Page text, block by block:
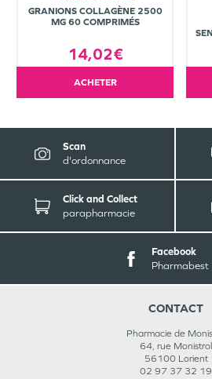
GRANIONS COLLAGÈNE 2500
MG 60 COMPRIMÉS
14,02€
ACHETER
Scan
d'ordonnance
Click and Collect
parapharmacie
Facebook
Pharmabest
CONTACT
Pharmacie de
64, rue Monistrol
56100 Lorient
02 97 37 32 19